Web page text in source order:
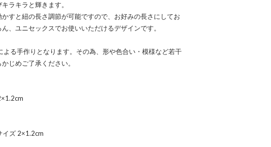
ラキラと輝きます。
すと紐の長さ調節が可能ですので、お好みの長さにしてお
、ユニセックスでお使いいただけるデザインです。
る手作りとなります。その為、形や色合い・模様など若干
じめご了承ください。
ズ 2×1.2cm